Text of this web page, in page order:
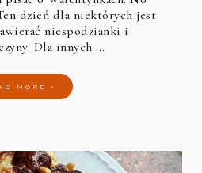
dzień dla niektórych jest
niespodzianki i
Dla innych …
MORE »